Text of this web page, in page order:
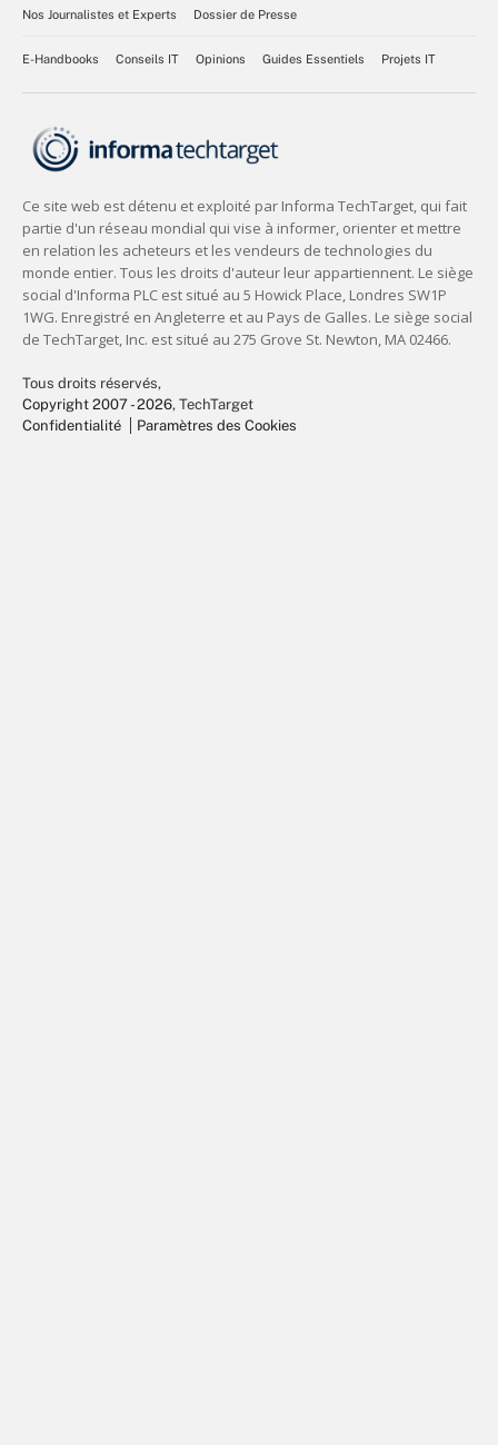
Nos Journalistes et Experts
Dossier de Presse
E-Handbooks Conseils IT Opinions Guides Essentiels Projets IT
Tous droits réservés,
Copyright 2007 - 2026, TechTarget
Confidentialité
Paramètres des Cookies